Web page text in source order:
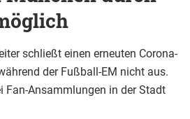
schließt einen erneuten Corona-
der Fußball-EM nicht aus.
Fan-Ansammlungen in der Stadt